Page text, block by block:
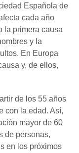
Española de
cada año
la primera causa
y la
En Europa
y, de ellos,
de los 55 años
con la edad. Así,
mayor de 60
de personas,
en los próximos